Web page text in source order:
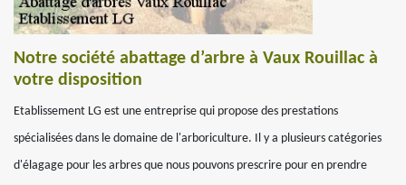
Notre société abattage d’arbre à Vaux Rouillac à
votre disposition
Etablissement LG est une entreprise qui propose des prestations
spécialisées dans le domaine de l'arboriculture. Il y a plusieurs catégories
d'élagage pour les arbres que nous pouvons prescrire pour en prendre